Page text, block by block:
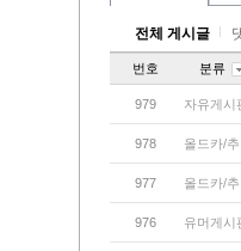
전체 게시글
번호 분류
979 자유게시
978 올드카/추..
977 올드카/추..
976 유머게시